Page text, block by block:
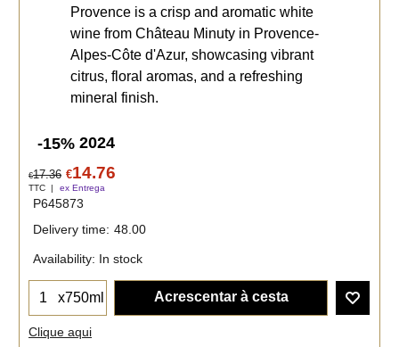
Provence is a crisp and aromatic white
wine from Château Minuty in Provence-
Alpes-Côte d'Azur, showcasing vibrant
citrus, floral aromas, and a refreshing
mineral finish.
-15% 2024
€17.36 €14.76
TTC ex Entrega
P645873
Delivery time: 48.00
Availability: In stock
x750ml Acrescentar à cesta
Clique aqui